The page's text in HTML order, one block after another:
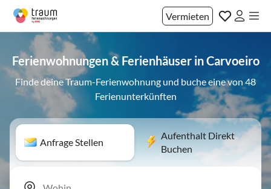
Vermieten
Ferienwohnungen & Ferienhäuser in Carvoeiro
Finde deine Traum-Ferienwohnung und buche eine von 48
Ferienunterkünften
Anfrage Stellen
Aufenthalt Direkt
Buchen